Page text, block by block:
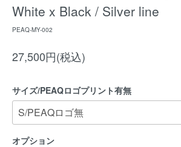
White x Black / Silver line
PEAQ-MY-002
27,500円(税込)
サイズ/PEAQロゴプリント有無
オプション